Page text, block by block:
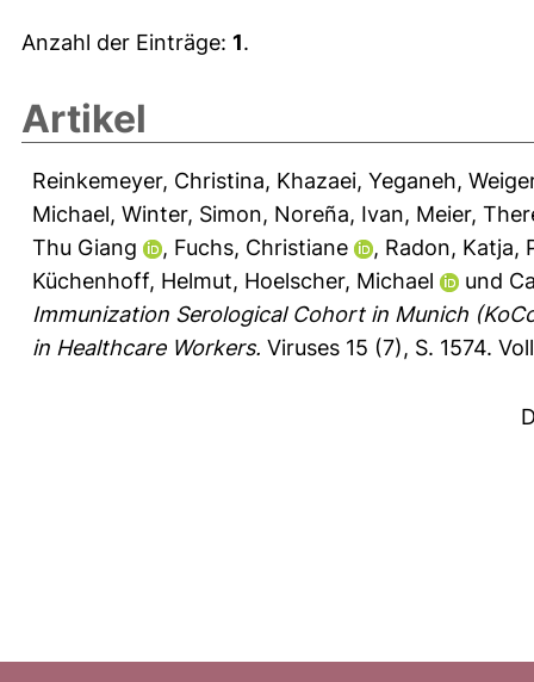
Anzahl der Einträge: 1.
Artikel
Reinkemeyer, Christina, Khazaei, Yeganeh,
Michael, Winter, Simon, Noreña, Ivan, Meier,
Thu Giang
, Fuchs, Christiane , Radon, Katja,
Küchenhoff, Helmut, Hoelscher, Michael und
Immunization Serological Cohort in Munich
in Healthcare Workers. Viruses 15 (7), S. 1574.